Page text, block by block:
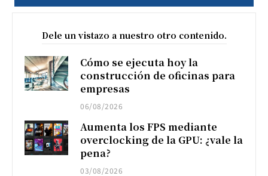
Dele un vistazo a nuestro otro contenido.
Cómo se ejecuta hoy la
construcción de oficinas para
empresas
06/08/2026
Aumenta los FPS mediante
overclocking de la GPU: ¿vale la
pena?
03/08/2026